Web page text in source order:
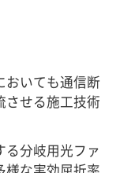
おいても通信断
させる施工技術
る分岐用光ファ